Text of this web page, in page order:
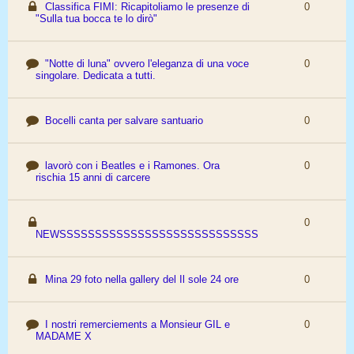
Classifica FIMI: Ricapitoliamo le presenze di
"Sulla tua bocca te lo dirò"
0
"Notte di luna" ovvero l'eleganza di una voce
singolare. Dedicata a tutti.
0
Bocelli canta per salvare santuario 0
lavorò con i Beatles e i Ramones. Ora
rischia 15 anni di carcere
0
NEWSSSSSSSSSSSSSSSSSSSSSSSSSSSS
0
Mina 29 foto nella gallery del Il sole 24 ore 0
I nostri remerciements a Monsieur GIL e
MADAME X
0